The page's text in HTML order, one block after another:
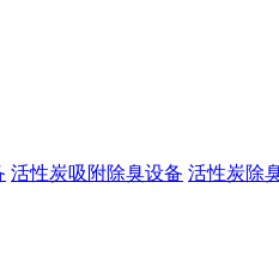
活性炭吸附除臭设备 活性炭除